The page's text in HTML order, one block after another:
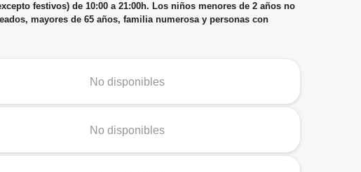
festivos) de 10:00 a 21:00h. Los niños menores de 2 años no
mayores de 65 años, familia numerosa y personas con
No disponibles
No disponibles